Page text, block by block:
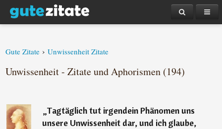
Gute Zitate › Unwissenheit Zitate
Unwissenheit - Zitate und Aphorismen (194)
„Tagtäglich tut irgendein Phänomen uns
unsere Unwissenheit dar, und ich glaube,